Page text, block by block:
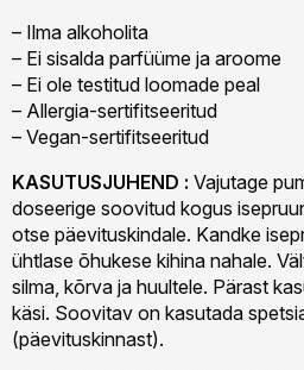
– Ilma alkoholita
– Ei sisalda parfüüme ja aroome
– Ei ole testitud loomade peal
– Allergia-sertifitseeritud
– Vegan-sertifitseeritud
KASUTUSJUHEND : Vajutage
doseerige soovitud kogus
otse päevituskindale. Kandke
ühtlase õhukese kihina nahale.
silma, kõrva ja huultele. Pärast
käsi. Soovitav on kasutada
(päevituskinnast).